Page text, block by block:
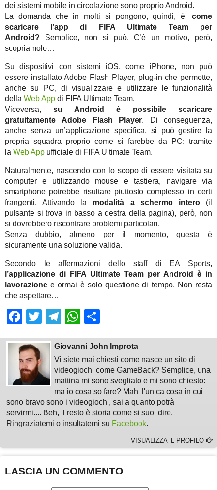
dei sistemi mobile in circolazione sono proprio Android.
La domanda che in molti si pongono, quindi, è: come
scaricare l’app di FIFA Ultimate Team per
Android? Semplice, non si può. C’è un motivo, però,
scopriamolo…
Su dispositivi con sistemi iOS, come iPhone, non può
essere installato Adobe Flash Player, plug-in che permette,
anche su PC, di visualizzare e utilizzare le funzionalità
della Web App di FIFA Ultimate Team.
Viceversa, su Android è possibile scaricare
gratuitamente Adobe Flash Player. Di conseguenza,
anche senza un’applicazione specifica, si può gestire la
propria squadra proprio come si farebbe da PC: tramite
la Web App ufficiale di FIFA Ultimate Team.
Naturalmente, nascendo con lo scopo di essere visitata su
computer e utilizzando mouse e tastiera, navigare via
smartphone potrebbe risultare piuttosto complesso in certi
frangenti. Attivando la modalità a schermo intero (il
pulsante si trova in basso a destra della pagina), però, non
si dovrebbero riscontrare problemi particolari.
Senza dubbio, almeno per il momento, questa è
sicuramente una soluzione valida.
Secondo le affermazioni dello staff di EA Sports,
l’applicazione di FIFA Ultimate Team per Android è in
lavorazione e ormai è solo questione di tempo. Non resta
che aspettare…
Facebook
TwitterTelegram
WhatsApp
Giovanni John Improta
Vi siete mai chiesti come nasce un sito di
videogiochi come GameBack? Semplice, una
mattina mi sono svegliato e mi sono chiesto:
ma io cosa so fare? Mah, l'unica cosa in cui
sono bravo sono i videogiochi, sai a quanto potrà
servirmi.... Beh, il resto è storia come si suol dire.
Ringraziatemi o insultatemi su Facebook.
VISUALIZZA IL PROFILO
LASCIA UN COMMENTO